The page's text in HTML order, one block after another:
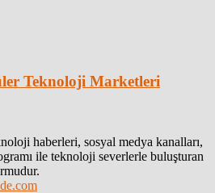
Teknoloji Marketleri
haberleri, sosyal medya kanalları,
ile teknoloji severlerle buluşturan